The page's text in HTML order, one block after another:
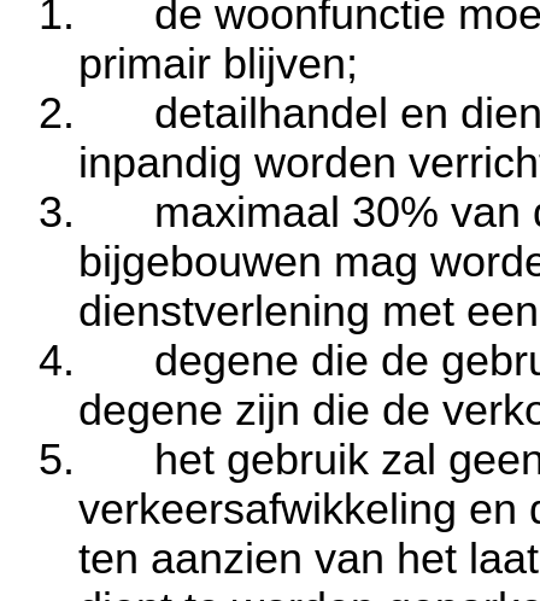
1.
de woonfunctie
primair blijven;
2.
detailhandel en
inpandig worden
3.
maximaal 30% van
bijgebouwen mag
dienstverlening met
4.
degene die de
degene zijn die de
5.
het gebruik zal
verkeersafwikkeling en
ten aanzien van het